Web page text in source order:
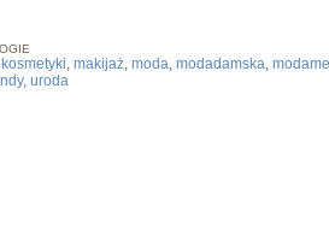
kosmetyki, makijaż, moda, modadamska,
, uroda